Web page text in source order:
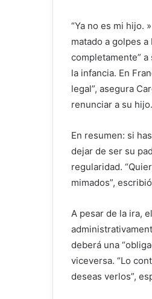
“Ya no es mi hijo.
matado a golpes
completamente”
la infancia. En
legal”, asegura
renunciar a su
En resumen: si
dejar de ser su
regularidad.
mimados”,
A pesar de la ira,
deberá una
viceversa. “Lo
deseas verlos”,